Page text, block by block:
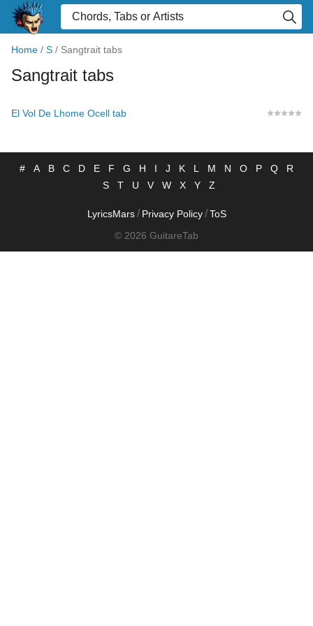
Home / S / Sangtrait tabs
Sangtrait tabs
El Vol De Lhome Ocell tab
# A B C D E F G H I J K L M N O P Q
R
S
T U V W X Y Z
LyricsMars / Privacy Policy / ToS
© 2026 GuitareTab